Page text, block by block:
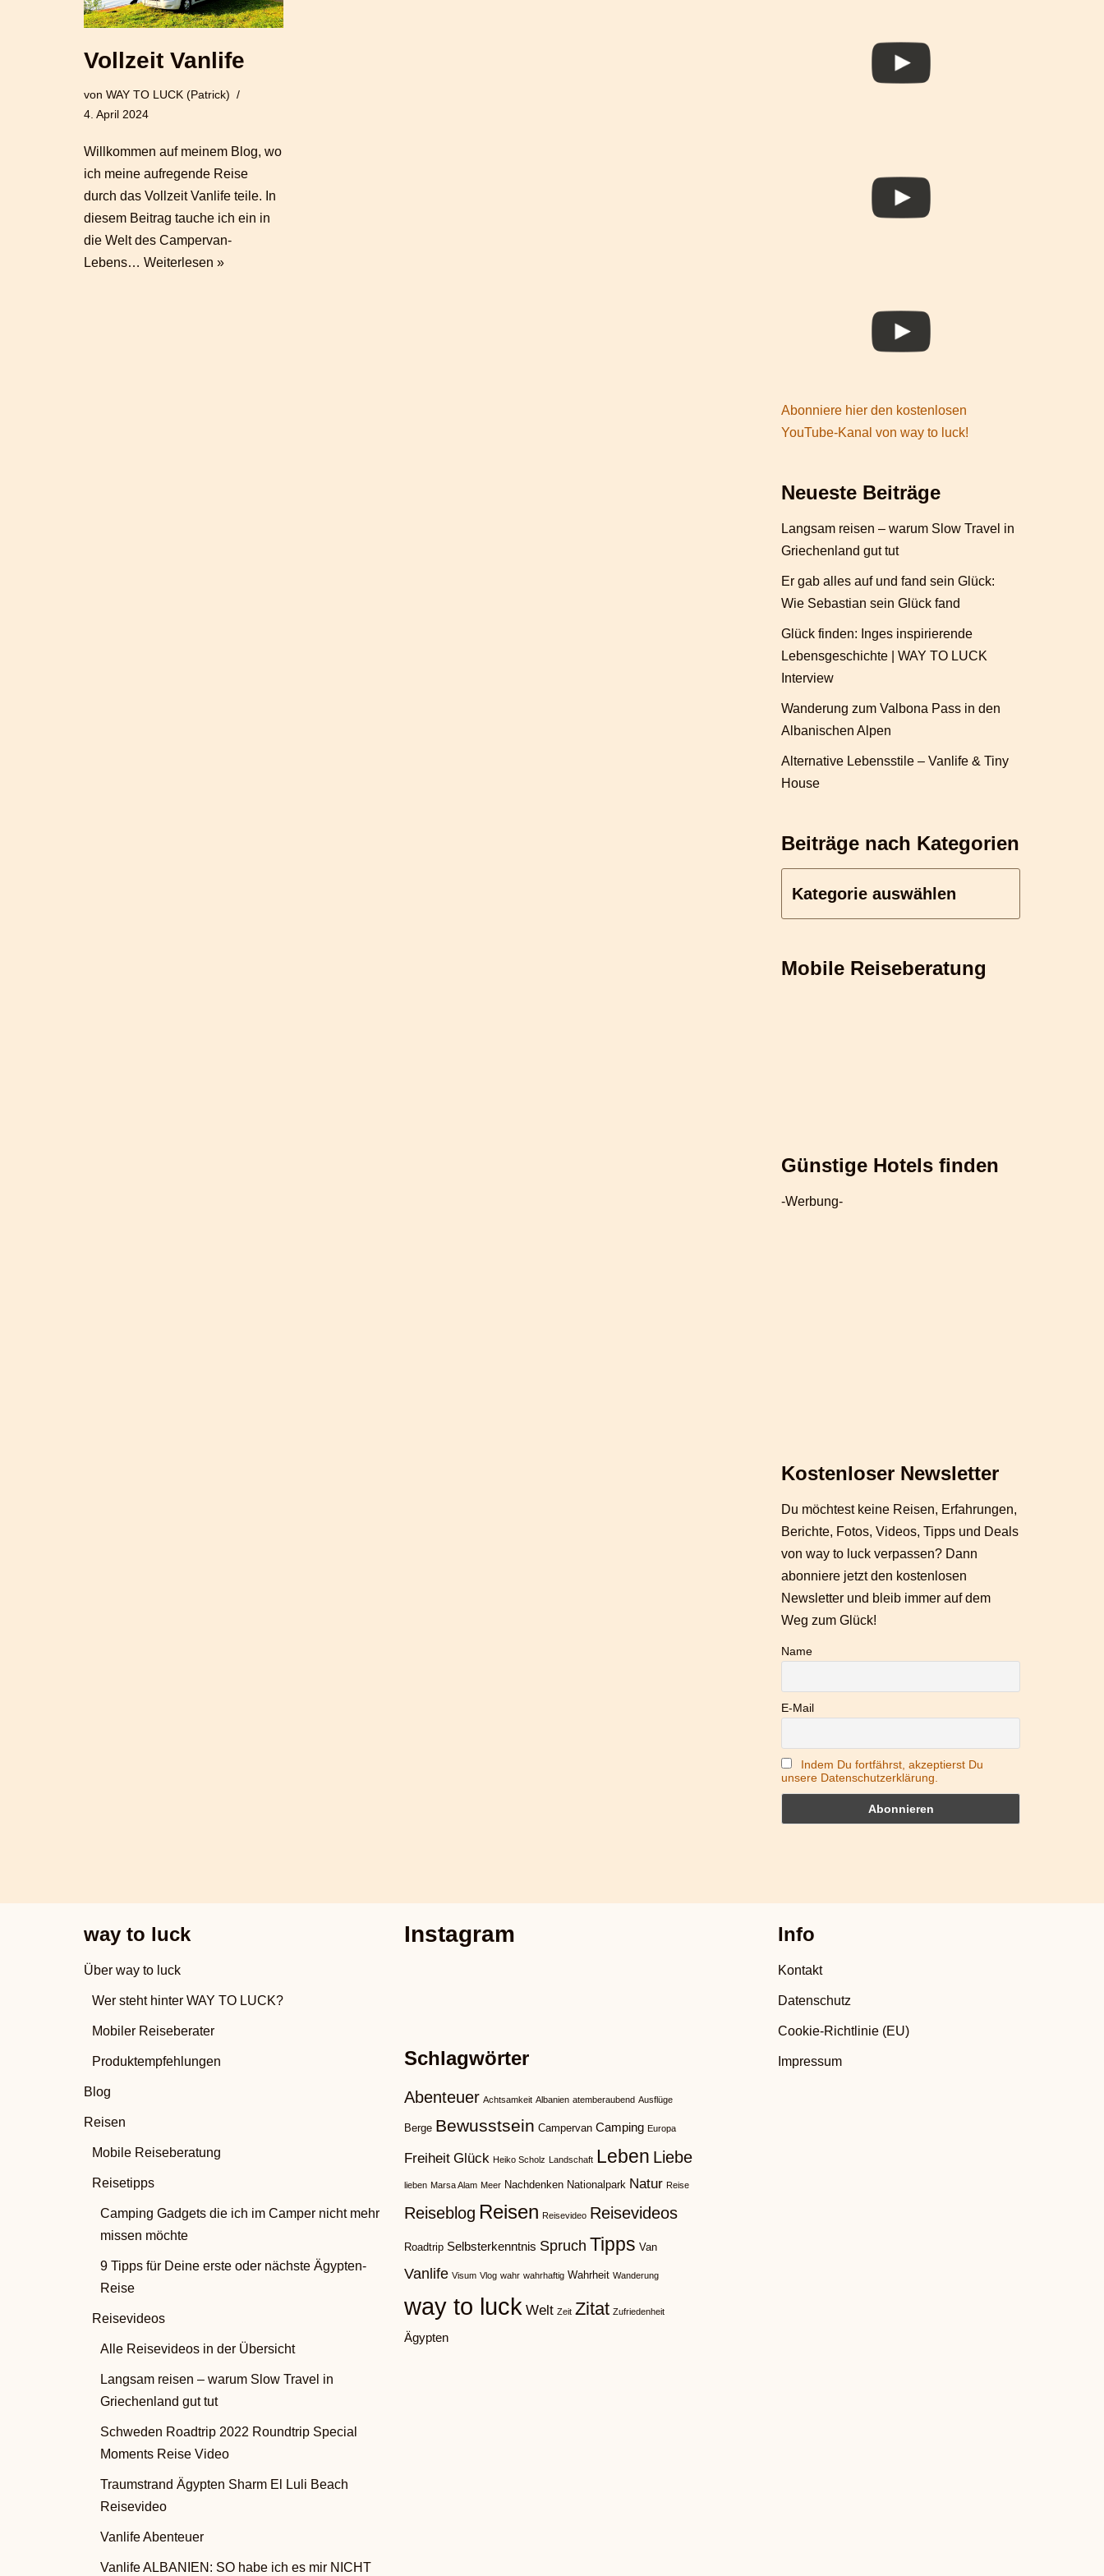
Vollzeit Vanlife
von WAY TO LUCK (Patrick)
4. April 2024
Willkommen auf meinem Blog, wo
ich meine aufregende Reise
durch das Vollzeit Vanlife teile. In
diesem Beitrag tauche ich ein in
die Welt des Campervan-
Lebens… Weiterlesen »
Abonniere hier den kostenlosen
YouTube-Kanal von way to luck!
Neueste Beiträge
Langsam reisen – warum Slow Travel in
Griechenland gut tut
Er gab alles auf und fand sein Glück:
Wie Sebastian sein Glück fand
Glück finden: Inges inspirierende
Lebensgeschichte | WAY TO LUCK
Interview
Wanderung zum Valbona Pass in den
Albanischen Alpen
Alternative Lebensstile – Vanlife & Tiny
House
Beiträge nach Kategorien
Mobile Reiseberatung
Günstige Hotels finden
-Werbung-
Kostenloser Newsletter
Du möchtest keine Reisen, Erfahrungen,
Berichte, Fotos, Videos, Tipps und Deals
von way to luck verpassen? Dann
abonniere jetzt den kostenlosen
Newsletter und bleib immer auf dem
Weg zum Glück!
Name
E-Mail
Indem Du fortfährst, akzeptierst Du
unsere Datenschutzerklärung.
way to luck
Über way to luck
Wer steht hinter WAY TO LUCK?
Mobiler Reiseberater
Produktempfehlungen
Blog
Reisen
Mobile Reiseberatung
Reisetipps
Camping Gadgets die ich im Camper nicht mehr
missen möchte
9 Tipps für Deine erste oder nächste Ägypten-
Reise
Reisevideos
Alle Reisevideos in der Übersicht
Langsam reisen – warum Slow Travel in
Griechenland gut tut
Schweden Roadtrip 2022 Roundtrip Special
Moments Reise Video
Traumstrand Ägypten Sharm El Luli Beach
Reisevideo
Vanlife Abenteuer
Vanlife ALBANIEN: SO habe ich es mir NICHT
Instagram
Schlagwörter
Abenteuer Achtsamkeit Albanien atemberaubend Ausflüge
Berge Bewusstsein Campervan Camping Europa
Freiheit Glück Heiko Scholz Landschaft Leben Liebe
lieben Marsa Alam Meer Nachdenken Nationalpark Natur Reise
Reiseblog Reisen Reisevideo Reisevideos
Roadtrip Selbsterkenntnis Spruch Tipps Van
Vanlife Visum Vlog wahr wahrhaftig Wahrheit Wanderung
way to luck Welt Zeit Zitat Zufriedenheit
Ägypten
Info
Kontakt
Datenschutz
Cookie-Richtlinie (EU)
Impressum